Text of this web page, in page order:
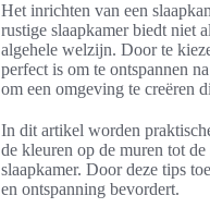
Het inrichten van een
rustige slaapkamer biedt niet
algehele welzijn. Door te
perfect is om te ontspannen
om een omgeving te creëren
In dit artikel worden
de kleuren op de muren tot
slaapkamer. Door deze tips
en ontspanning bevordert.